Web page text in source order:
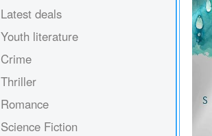
Latest deals
Youth literature
Crime
Thriller
Romance
Science Fiction